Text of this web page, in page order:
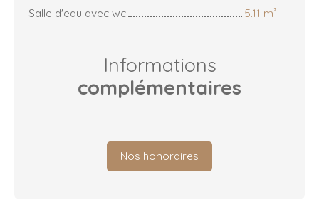
Salle d'eau avec wc
5.11 m²
Informations
complémentaires
Nos honoraires